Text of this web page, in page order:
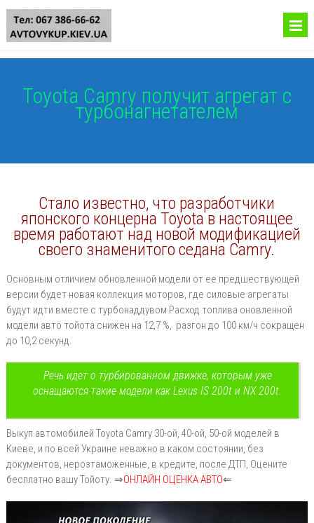
Toyota Camry получит агрегат с
турбонагнетателем
Стало известно, что разработчики
японского концерна Toyota в настоящее
время работают над новой модификацией
своего знаменитого седана Camry.
Основным отличием обновленной модели от ее предшествующей
версии будет новая коллекция моторов, где силовые агрегаты
будут идти вместе с турбонаддувом Расход топлива оновленной
модели авто тойота снижен на 12,7 %, разгон до 100 км/ч сокращен
до 10,2 секунд.
Речь идет о турбированном движке, которым уже
оснащаются такие модели как Lexus IS 200t и NX 200t.
Выкуп автомобилей Toyota Camry 30-ой, 40-ой, 50-ой моделей в
Киеве, и по всей Украине неважно в каком состоянии, без
документов, нерозтаможенные, в кредите, после ДТП, Оцените
бесплатно вашу Тойоту. ⇒ОНЛАЙН ОЦЕНКА АВТО⇐